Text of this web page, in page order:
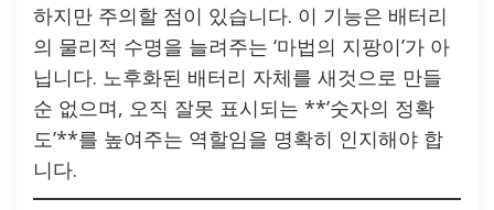
하지만 주의할 점이 있습니다. 이 기능은 배터리
의 물리적 수명을 늘려주는 ‘마법의 지팡이’가 아
닙니다. 노후화된 배터리 자체를 새것으로 만들
순 없으며, 오직 잘못 표시되는 **’숫자의 정확
도’**를 높여주는 역할임을 명확히 인지해야 합
니다.